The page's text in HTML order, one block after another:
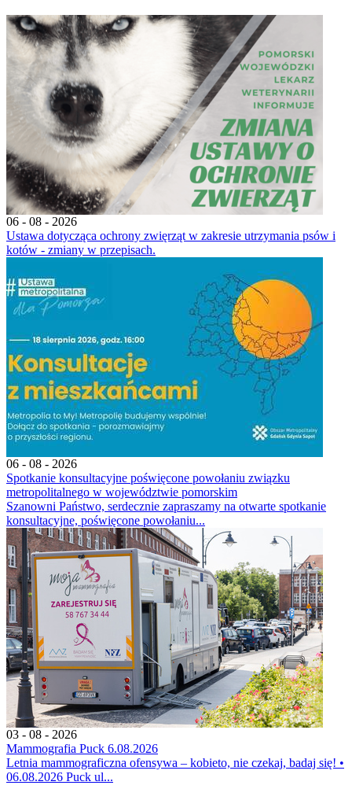
06 - 08 - 2026
Ustawa dotycząca ochrony zwięrząt w zakresie utrzymania psów i
kotów - zmiany w przepisach.
06 - 08 - 2026
Spotkanie konsultacyjne poświęcone powołaniu związku
metropolitalnego w województwie pomorskim
Szanowni Państwo, serdecznie zapraszamy na otwarte spotkanie
konsultacyjne, poświęcone powołaniu...
03 - 08 - 2026
Mammografia Puck 6.08.2026
Letnia mammograficzna ofensywa – kobieto, nie czekaj, badaj się! •
06.08.2026 Puck ul...